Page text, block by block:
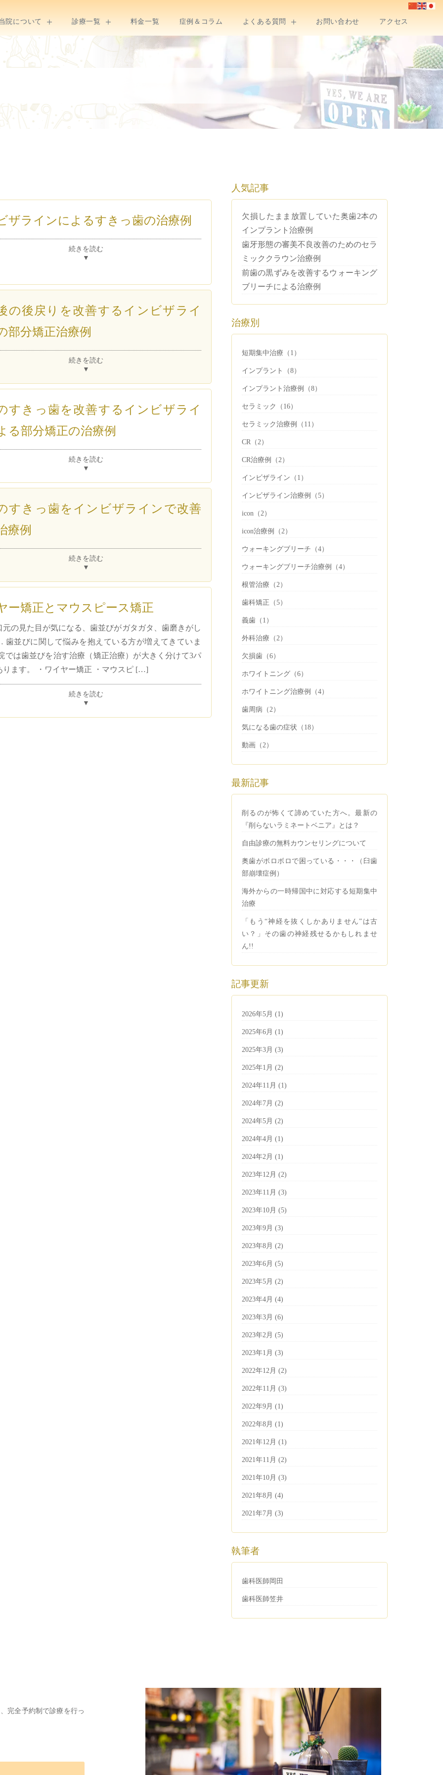
院について 診療一覧 料金一覧 症例＆コラム よくある質問 お問い合わせ アクセス
ザラインによるすきっ歯の治療例
続きを読む
▼
の後戻りを改善するインビザライ
部分矯正治療例
続きを読む
▼
すきっ歯を改善するインビザライ
る部分矯正の治療例
続きを読む
▼
すきっ歯をインビザラインで改善
療例
続きを読む
▼
ー矯正とマウスピース矯正
元の見た目が気になる、歯並びがガタガタ、歯磨きがし
歯並びに関して悩みを抱えている方が増えてきていま
では歯並びを治す治療（矯正治療）が大きく分けて3パ
ります。 ・ワイヤー矯正 ・マウスピ […]
続きを読む
▼
人気記事
欠損したまま放置していた奥歯2本の
インプラント治療例
歯牙形態の審美不良改善のためのセラ
ミッククラウン治療例
前歯の黒ずみを改善するウォーキング
ブリーチによる治療例
治療別
短期集中治療（1）
インプラント（8）
インプラント治療例（8）
セラミック（16）
セラミック治療例（11）
CR（2）
CR治療例（2）
インビザライン（1）
インビザライン治療例（5）
icon（2）
icon治療例（2）
ウォーキングブリーチ（4）
ウォーキングブリーチ治療例（4）
根管治療（2）
歯科矯正（5）
義歯（1）
外科治療（2）
欠損歯（6）
ホワイトニング（6）
ホワイトニング治療例（4）
歯周病（2）
気になる歯の症状（18）
動画（2）
最新記事
削るのが怖くて諦めていた方へ。最新の
『削らないラミネートベニア』とは？
自由診療の無料カウンセリングについて
奥歯がボロボロで困っている・・・（臼歯
部崩壊症例）
海外からの一時帰国中に対応する短期集中
治療
「もう“神経を抜くしかありません”は古
い？」その歯の神経残せるかもしれませ
ん!!
記事更新
2026年5月 (1)
2025年6月 (1)
2025年3月 (3)
2025年1月 (2)
2024年11月 (1)
2024年7月 (2)
2024年5月 (2)
2024年4月 (1)
2024年2月 (1)
2023年12月 (2)
2023年11月 (3)
2023年10月 (5)
2023年9月 (3)
2023年8月 (2)
2023年6月 (5)
2023年5月 (2)
2023年4月 (4)
2023年3月 (6)
2023年2月 (5)
2023年1月 (3)
2022年12月 (2)
2022年11月 (3)
2022年9月 (1)
2022年8月 (1)
2021年12月 (1)
2021年11月 (2)
2021年10月 (3)
2021年8月 (4)
2021年7月 (3)
執筆者
歯科医師岡田
歯科医師笠井
完全予約制で診療を行っ